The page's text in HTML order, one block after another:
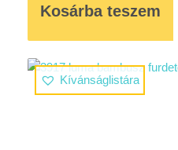
Kosárba teszem
Kívánságlistára